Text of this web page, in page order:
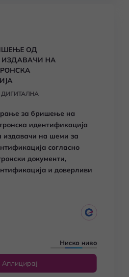
ОД
ИЗДАВАЧИ НА
ДИГИТАЛНА
за бришење на
идентификација
издавачи на шеми за
согласно
документи,
и доверливи
Ниско ниво
Аплицирај